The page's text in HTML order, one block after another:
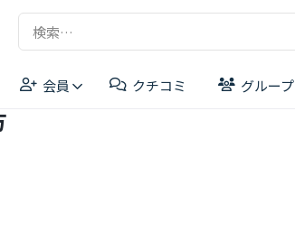
検
索:
会員 クチコミ グループ